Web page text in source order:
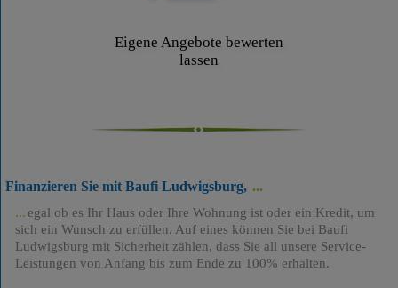
Eigene Angebote bewerten
lassen
Finanzieren Sie mit Baufi Ludwigsburg,
egal ob es Ihr Haus oder Ihre Wohnung ist oder ein Kredit, um
sich ein Wunsch zu erfüllen. Auf eines können Sie bei Baufi
Ludwigsburg mit Sicherheit zählen, dass Sie all unsere Service-
Leistungen von Anfang bis zum Ende zu 100% erhalten.